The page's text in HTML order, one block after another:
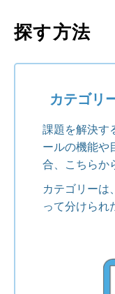
探す方法
カテゴリ
課題を解決す
ールの機能や
合、こちらか
カテゴリーは
って分けられ